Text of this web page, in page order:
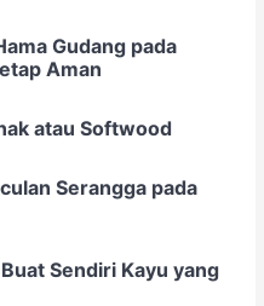
Gudang pada
Aman
atau Softwood
Serangga pada
Sendiri Kayu yang